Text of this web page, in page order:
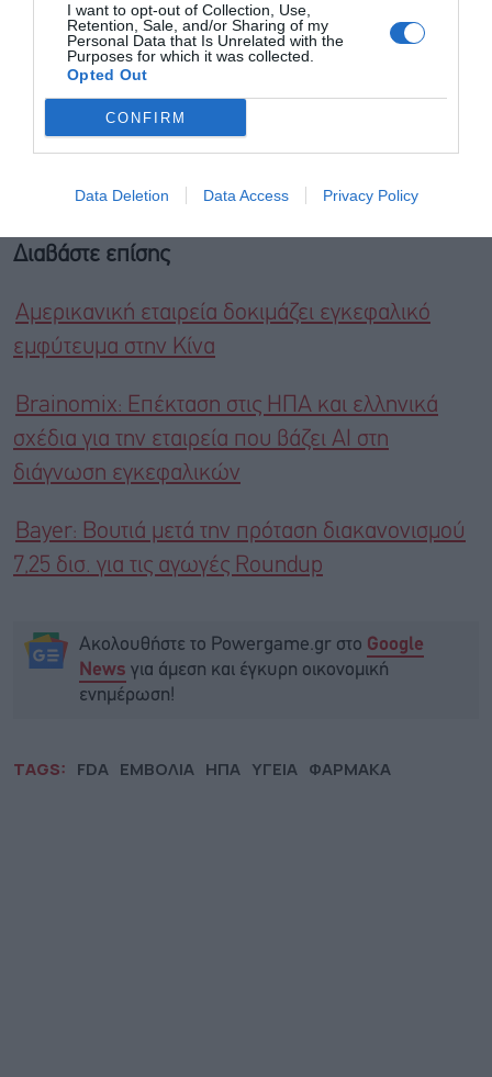
I want to opt-out of Collection, Use,
Retention, Sale, and/or Sharing of my
Personal Data that Is Unrelated with the
Purposes for which it was collected.
Opted Out
CONFIRM
Data Deletion Data Access Privacy Policy
Διαβάστε επίσης
Αμερικανική εταιρεία δοκιμάζει εγκεφαλικό
εμφύτευμα στην Κίνα
Brainomix: Επέκταση στις ΗΠΑ και ελληνικά
σχέδια για την εταιρεία που βάζει ΑΙ στη
διάγνωση εγκεφαλικών
Bayer: Βουτιά μετά την πρόταση διακανονισμού
7,25 δισ. για τις αγωγές Roundup
Ακολουθήστε το Powergame.gr στο Google
News για άμεση και έγκυρη οικονομική
ενημέρωση!
TAGS: FDA ΕΜΒΟΛΙΑ ΗΠΑ ΥΓΕΙΑ ΦΑΡΜΑΚΑ